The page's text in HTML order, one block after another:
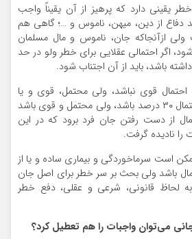
یقینی دارد که پرهیز از آن یقیناً واجب
دفاع از دین، میهن، ناموس و …؛ گاهی هم
ازآنجاکه جان، ناموس و مال مسلمان
اگر احتمالی عقلایی برای خطر ولو در حد
قوی نباشد، ولی محتمل، قوی و یا
خیلی قوی باشد؛ یعنی احتمال ۳۰ درصد باشد، ولی محتمل و قوی باشد
از دست رفتن جان فرد برود که در این
نادیده گرفت.
است سرماخوردگی و بیماری ساده و یا از
باشد ولی بحث بر سر خطر برای اصل جان
قانونی، شرعی و عقلی، دفع خطر
می‌توان واجبات را هم تعطیل کرد؟